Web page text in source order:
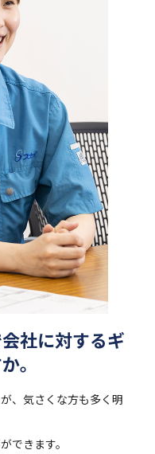
社に対するギ
。
、気さくな方も多く明
できます。